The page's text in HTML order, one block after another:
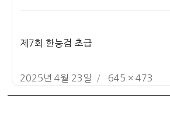
제7회 한능검 초급
작
2025년 4월 23일
전
645 × 473